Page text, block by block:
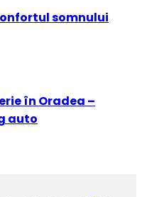
somnului
în Oradea –
auto